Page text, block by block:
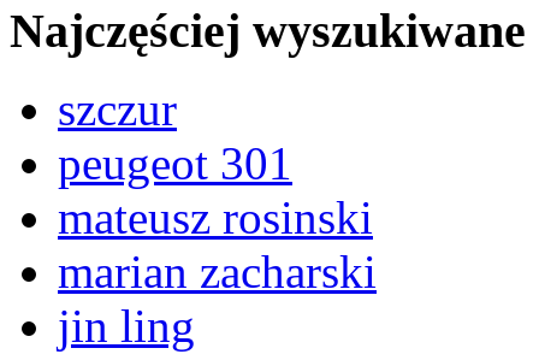
Najczęściej wyszukiwane
szczur
peugeot 301
mateusz rosinski
marian zacharski
jin ling